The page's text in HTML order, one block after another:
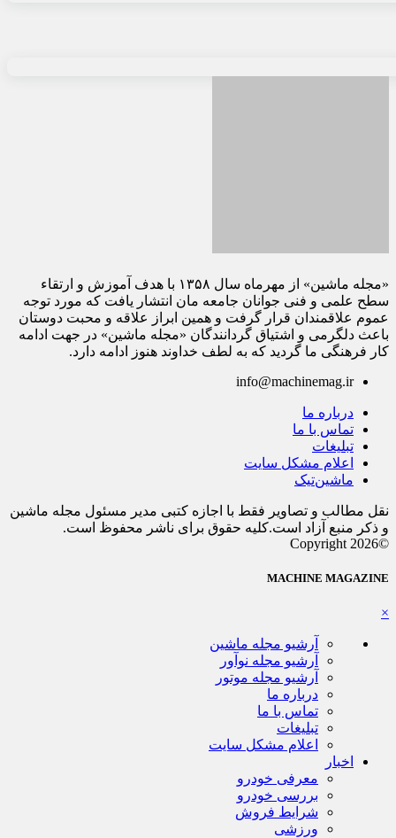
«مجله ماشین» از مهرماه سال ۱۳۵۸ با هدف آموزش و ارتقاء
سطح علمی و فنی جوانان جامعه مان انتشار یافت که مورد توجه
عموم علاقمندان قرار گرفت و همین ابراز علاقه و محبت دوستان
باعث دلگرمی و اشتیاق گردانندگان «مجله ماشین» در جهت ادامه
کار فرهنگی ما گردید که به لطف خداوند هنوز ادامه دارد.
info@machinemag.ir
درباره ما
تماس با ما
تبلیغات
اعلام مشکل سایت
ماشین‌تیک
نقل مطالب و تصاویر فقط با اجازه کتبی مدیر مسئول مجله ماشین
و ذکر منبع آزاد است.کلیه حقوق برای ناشر محفوظ است.
©Copyright 2026
MACHINE MAGAZINE
×
آرشیو مجله ماشین
آرشیو مجله نوآور
آرشیو مجله موتور
درباره ما
تماس با ما
تبلیغات
اعلام مشکل سایت
اخبار
معرفی خودرو
بررسی خودرو
شرایط فروش
ورزشی